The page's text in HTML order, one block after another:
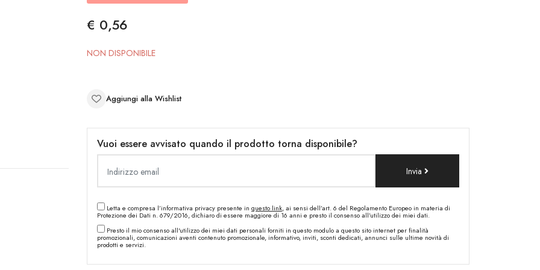
€ 0,56
NON DISPONIBILE
Aggiungi alla Wishlist
Vuoi essere avvisato quando il prodotto torna disponibile?
Invia
Letta e compresa l’informativa privacy presente in questo link, ai sensi dell’art. 6 del Regolamento Europeo in materia di
Protezione dei Dati n. 679/2016, dichiaro di essere maggiore di 16 anni e presto il consenso all’utilizzo dei miei dati.
Presto il mio consenso all'utilizzo dei miei dati personali forniti in questo modulo a questo sito internet per finalità
promozionali, comunicazioni aventi contenuto promozionale, informativo, inviti, sconti dedicati, annunci sulle ultime novità di
prodotti e servizi.